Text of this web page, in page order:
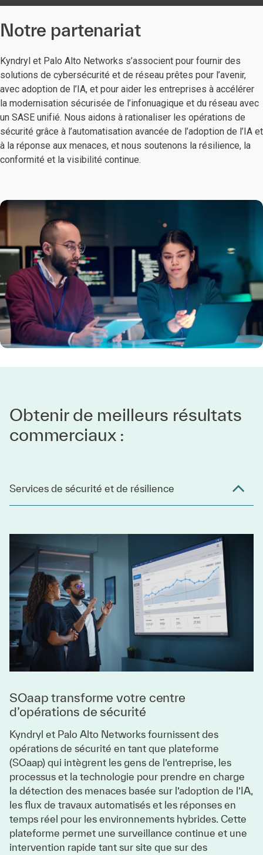
Notre partenariat
Kyndryl et Palo Alto Networks s’associent pour fournir des
solutions de cybersécurité et de réseau prêtes pour l’avenir,
avec adoption de l’IA, et pour aider les entreprises à accélérer
la modernisation sécurisée de l’infonuagique et du réseau avec
un SASE unifié. Nous aidons à rationaliser les opérations de
sécurité grâce à l’automatisation avancée de l’adoption de l’IA et
à la réponse aux menaces, et nous soutenons la résilience, la
conformité et la visibilité continue.
Obtenir de meilleurs résultats
commerciaux :
Services de sécurité et de résilience
SOaap transforme votre centre
d’opérations de sécurité
Kyndryl et Palo Alto Networks fournissent des
opérations de sécurité en tant que plateforme
(SOaap) qui intègrent les gens de l’entreprise, les
processus et la technologie pour prendre en charge
la détection des menaces basée sur l’adoption de l’IA,
les flux de travaux automatisés et les réponses en
temps réel pour les environnements hybrides. Cette
plateforme permet une surveillance continue et une
intervention rapide tant sur site que sur des